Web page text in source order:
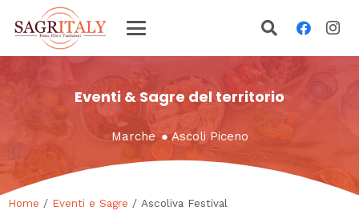
Eventi & Sagre del territorio
Marche ●Ascoli Piceno
Home / Eventi e Sagre / Ascoliva Festival